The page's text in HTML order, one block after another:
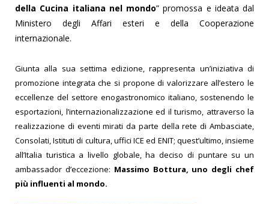
della Cucina italiana nel mondo” promossa e ideata dal
Ministero degli Affari esteri e della Cooperazione
internazionale.
Giunta alla sua settima edizione, rappresenta un’iniziativa di
promozione integrata che si propone di valorizzare all’estero le
eccellenze del settore enogastronomico italiano, sostenendo le
esportazioni, l’internazionalizzazione ed il turismo, attraverso la
realizzazione di eventi mirati da parte della rete di Ambasciate,
Consolati, Istituti di cultura, uffici ICE ed ENIT; quest’ultimo, insieme
all’Italia turistica a livello globale, ha deciso di puntare su un
ambassador d’eccezione: Massimo Bottura, uno degli chef
più influenti al mondo.